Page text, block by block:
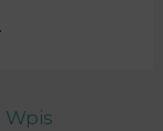
Wpis